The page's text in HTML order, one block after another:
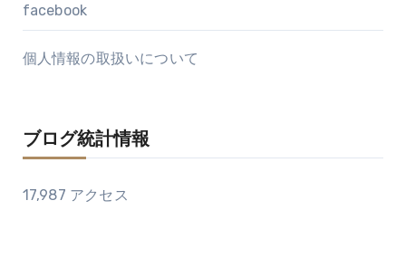
facebook
個人情報の取扱いについて
ブログ統計情報
17,987 アクセス